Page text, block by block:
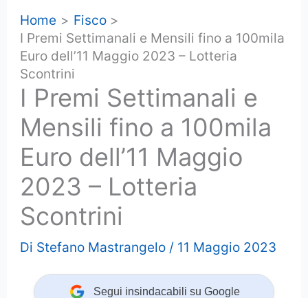
Home
Fisco
I Premi Settimanali e Mensili fino a 100mila
Euro dell’11 Maggio 2023 – Lotteria
Scontrini
I Premi Settimanali e
Mensili fino a 100mila
Euro dell’11 Maggio
2023 – Lotteria
Scontrini
Di Stefano Mastrangelo / 11 Maggio 2023
Segui insindacabili su Google